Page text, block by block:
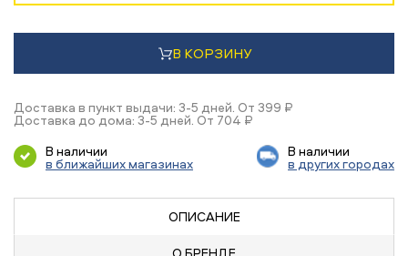
В КОРЗИНУ
Доставка в пункт выдачи: 3-5 дней. От 399 ₽
Доставка до дома: 3-5 дней. От 704 ₽
В наличии
в ближайших магазинах
В наличии
в других городах
ОПИСАНИЕ
О БРЕНДЕ